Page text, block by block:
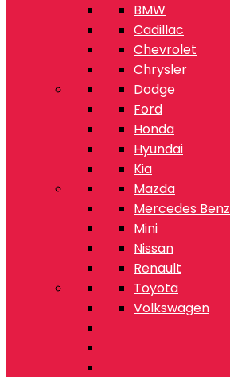
BMW
Cadillac
Chevrolet
Chrysler
Dodge
Ford
Honda
Hyundai
Kia
Mazda
Mercedes Benz
Mini
Nissan
Renault
Toyota
Volkswagen